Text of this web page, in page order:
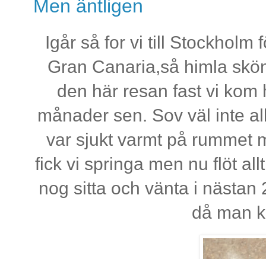
Men äntligen
Igår så for vi till Stockholm
Gran Canaria,så himla
den här resan fast vi
månader sen. Sov väl inte
var sjukt varmt på rummet
fick vi springa men nu flöt
nog sitta och vänta i
då man